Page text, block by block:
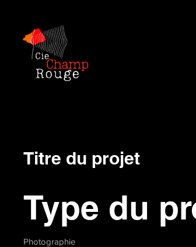
Titre du projet
Type du
Photographie